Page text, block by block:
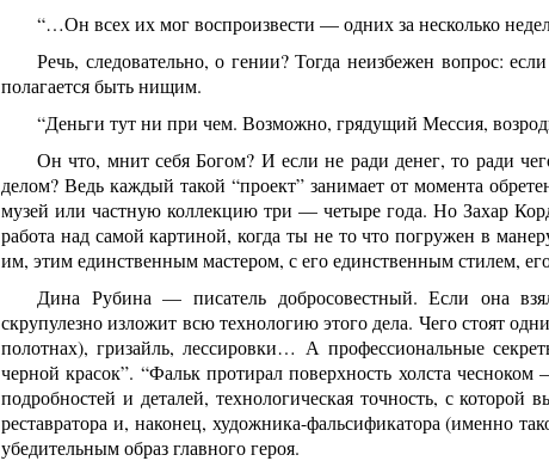
“…Он всех их мог воспроизвести — одних за несколько
Речь, следовательно, о гении? Тогда неизбежен вопрос:
полагается быть нищим.
“Деньги тут ни при чем. Возможно, грядущий Мессия,
Он что, мнит себя Богом? И если не ради денег, то ради
делом? Ведь каждый такой “проект” занимает от момента
музей или частную коллекцию три — четыре года. Но Захар
работа над самой картиной, когда ты не то что погружен в
им, этим единственным мастером, с его единственным стилем,
Дина Рубина — писатель добросовестный. Если она
скрупулезно изложит всю технологию этого дела. Чего стоят
полотнах), гризайль, лессировки… А профессиональные
черной красок”. “Фальк протирал поверхность холста
подробностей и деталей, технологическая точность, с
реставратора и, наконец, художника-фальсификатора (именно
убедительным образ главного героя.